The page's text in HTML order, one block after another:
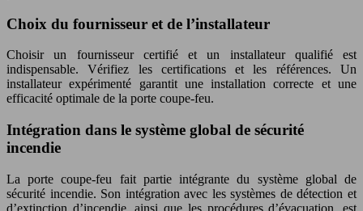
Choix du fournisseur et de l’installateur
Choisir un fournisseur certifié et un installateur qualifié est
indispensable. Vérifiez les certifications et les références. Un
installateur expérimenté garantit une installation correcte et une
efficacité optimale de la porte coupe-feu.
Intégration dans le système global de sécurité
incendie
La porte coupe-feu fait partie intégrante du système global de
sécurité incendie. Son intégration avec les systèmes de détection et
d’extinction d’incendie, ainsi que les procédures d’évacuation, est